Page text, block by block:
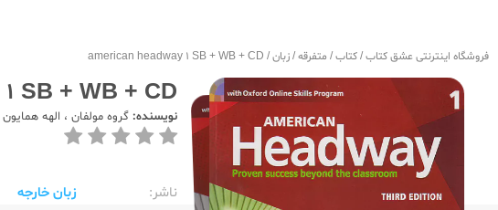
فروشگاه اینترنتی عشق کتاب/کتاب/ متفرقه/زبان/
american headway 1 SB + WB + CD
SB + WB + CD
نویسنده: گروه مولفان ، الهه همایون
ناشر:‌
زبان خارجه